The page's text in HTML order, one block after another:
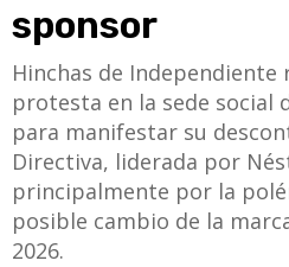
sponsor
Hinchas de
protesta en la sede social
para manifestar su
Directiva, liderada por
principalmente por la
posible cambio de la
2026.